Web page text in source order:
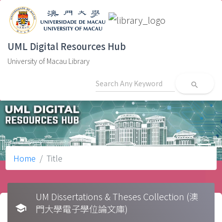
UML Digital Resources Hub
University of Macau Library
search
Home Title
school
UM Dissertations & Theses Collection (澳
門大學電子學位論文庫)